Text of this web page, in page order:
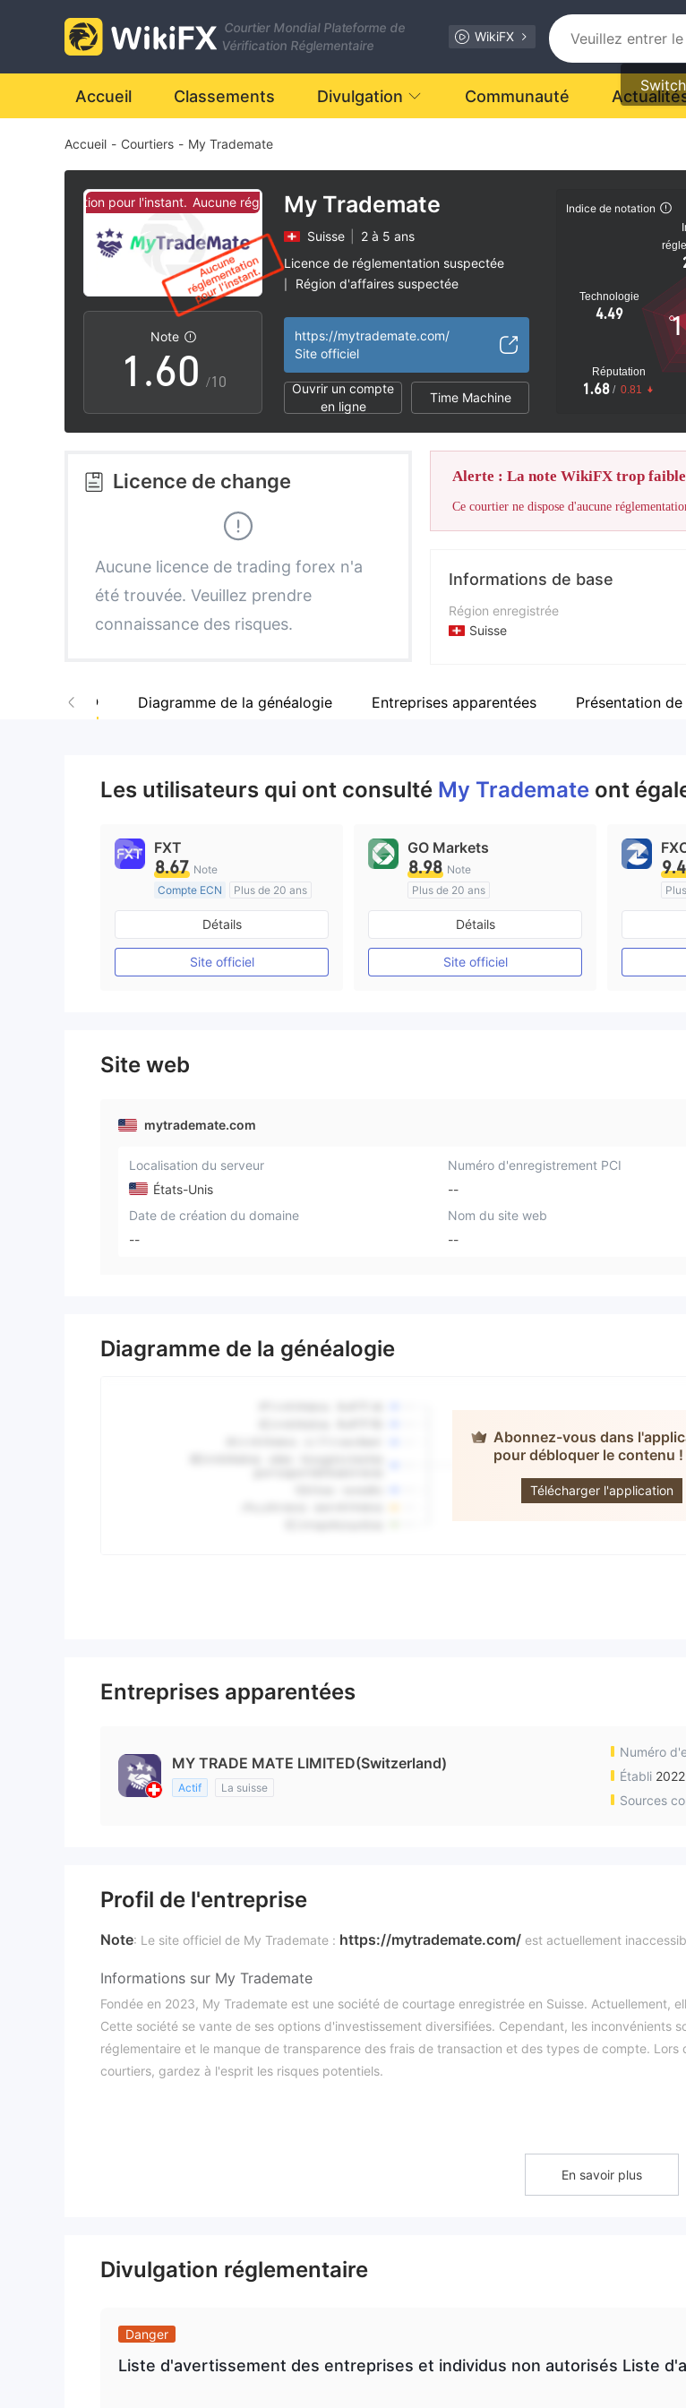
Courtier Mondial Plateforme de
Vérification Réglementaire
WikiFX
Accueil Classements Divulgation Communauté
Accueil - Courtiers - My Trademate
réglementation pour l'instant. Aucune réglementation pour l'instant.
Note
0
1
2
3
5
6
7
9
.
0
1
2
3
4
5
6
7
8
0
1
2
4
5
8
9
/10
My Trademate
Suisse
2 à 5 ans
Licence de réglementation suspectée
Région d'affaires suspectée
https://mytrademate.com/
Site officiel
Ouvrir un compte
en ligne
Time Machine
Indice de notation
Technologie
4.49
Réputation
1.68 / 0.81
Licence de change
Aucune licence de trading forex n'a
été trouvée. Veuillez prendre
connaissance des risques.
Alerte : La note WikiFX trop
Ce courtier ne dispose d'aucune
Informations de base
Région enregistrée
Suisse
Société
Site web Diagramme de la généalogie Entreprises apparentées Présentation
Les utilisateurs qui ont consulté My Trademate ont
FXT
8.67 Note
Compte ECN
Plus de 20 ans
Réglementation de Australie
Market Making (MM)
Etiquette principale MT4
Détails
Site officiel
GO Markets
8.98 Note
Plus de 20 ans
Réglementation de Australie
Market Making (MM)
cTrader
Détails
Site officiel
Site web
mytrademate.com
Localisation du serveur
États-Unis
Numéro d'enregistrement PCI
--
Date de création du domaine
--
Nom du site web
--
Diagramme de la généalogie
Abonnez-vous dans
pour débloquer le contenu !
Télécharger l'application
My Trademate
Entreprises apparentées
MY TRADE MATE LIMITED(Switzerland)
Actif La suisse
Numéro
Établi
Sources
Profil de l'entreprise
Note: Le site officiel de My Trademate : https://mytrademate.com/ est actuellement
Informations sur My Trademate
Fondée en 2023, My Trademate est une société de courtage enregistrée en Suisse. Actuellement,
Cette société se vante de ses options d'investissement diversifiées. Cependant, les inconvénients
réglementaire et le manque de transparence des frais de transaction et des types de compte. Lors
courtiers, gardez à l'esprit les risques potentiels.
bénéficie d'aucune réglementation de la part d'une autorité financière reconnue. Certains risques
Le site officiel de My Trademate est actuellement inaccessible. Il est donc un mystère de savoir si
en activité.
Vous pouvez trouver peu d'informations sur cette société en ligne. Le manque de transparence
Préoccupations réglementaires
En savoir plus
Divulgation réglementaire
Danger
Liste d'avertissement des entreprises et individus non autorisés Liste